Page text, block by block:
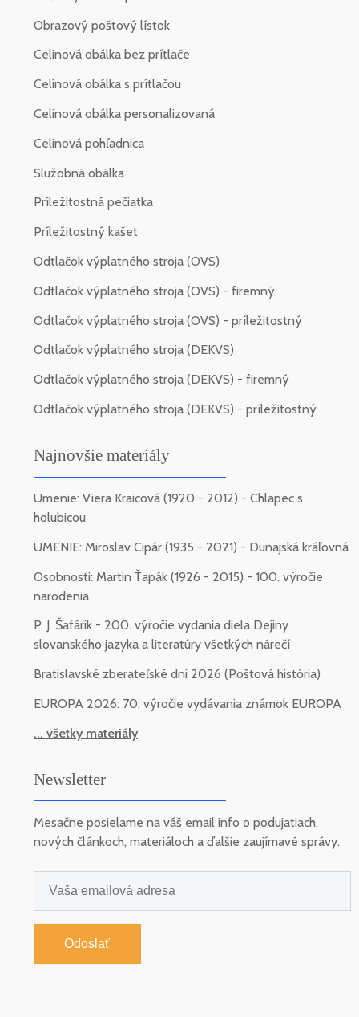
Obrazový poštový lístok
Celinová obálka bez prítlače
Celinová obálka s prítlačou
Celinová obálka personalizovaná
Celinová pohľadnica
Služobná obálka
Príležitostná pečiatka
Príležitostný kašet
Odtlačok výplatného stroja (OVS)
Odtlačok výplatného stroja (OVS) - firemný
Odtlačok výplatného stroja (OVS) - príležitostný
Odtlačok výplatného stroja (DEKVS)
Odtlačok výplatného stroja (DEKVS) - firemný
Odtlačok výplatného stroja (DEKVS) - príležitostný
Najnovšie materiály
Umenie: Viera Kraicová (1920 - 2012) - Chlapec s
holubicou
UMENIE: Miroslav Cipár (1935 - 2021) - Dunajská kráľovná
Osobnosti: Martin Ťapák (1926 - 2015) - 100. výročie
narodenia
P. J. Šafárik - 200. výročie vydania diela Dejiny
slovanského jazyka a literatúry všetkých nárečí
Bratislavské zberateľské dni 2026 (Poštová história)
EUROPA 2026: 70. výročie vydávania známok EUROPA
... všetky materiály
Newsletter
Mesačne posielame na váš email info o podujatiach,
nových článkoch, materiáloch a ďalšie zaujímavé správy.
Odoslať